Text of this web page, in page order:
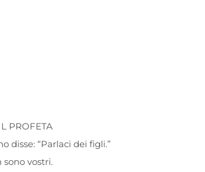
PROFETA
disse: “Parlaci dei figli.”
sono vostri.